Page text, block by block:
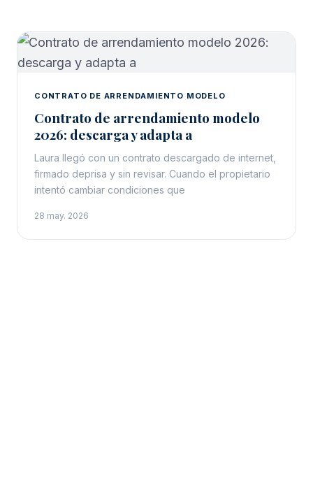
CONTRATO DE ARRENDAMIENTO MODELO
Contrato de arrendamiento modelo
2026: descarga y adapta a
Laura llegó con un contrato descargado de internet,
firmado deprisa y sin revisar. Cuando el propietario
intentó cambiar condiciones que
28 may. 2026